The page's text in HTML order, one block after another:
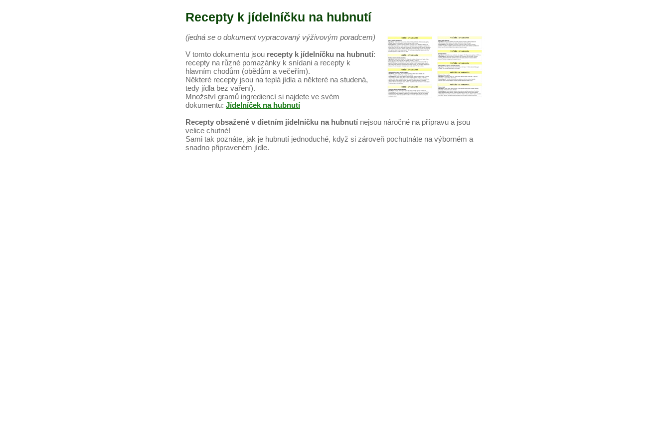
Recepty k jídelníčku na hubnutí
(jedná se o dokument vypracovaný výživovým poradcem)
V tomto dokumentu jsou recepty k jídelníčku na hubnutí:
recepty na různé pomazánky k snídani a recepty k
hlavním chodům (obědům a večeřím).
Některé recepty jsou na teplá jídla a některé na studená,
tedy jídla bez vaření).
Množství gramů ingrediencí si najdete ve svém
dokumentu: Jídelníček na hubnutí
Recepty obsažené v dietním jídelníčku na hubnutínejsou náročné na přípravu a jsou
velice chutné!
Sami tak poznáte, jak je hubnutí jednoduché, když si zároveň pochutnáte na výborném a
snadno připraveném jídle.